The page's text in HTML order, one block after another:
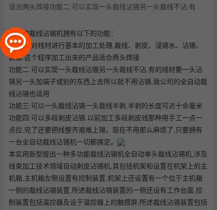
适合两头焊接功能二:可以实现一头裁线沾锡另一头裁线不沾,有的
全自动裁线沾锡机拥有以下的功能：
功能一:对线材进行基本的加工处理,裁线、剥皮、浸锡水、沾锡、
装盘.这个程序加工出来的产品适合两头焊接
功能二:可以实现一头裁线沾锡另一头裁线不沾,有的线材要一头沾
锡另一头加端子或别的东西上去所以就不用沾锡,我公司的全自动裁
线沾锡也适用
功能三:可以一头裁线沾锡一头裁线半剥,半剥的长度可达十余毫米
功能四:可以多段剥皮沾锡.以前加工多段剥皮线那种用手工一点一
点拉,完了还要把线整齐艰难上锡，现在不用那么麻烦了,只要拥有
一台全自动裁线沾锡机一切都搞定。
本实用新型提出一种多功能裁线沾锡机全自动单头裁线沾锡机 ,涉及
线束加工技术领域自动剥皮沾锡机 ,其包括机架和设置在机架上的主
机箱,主机箱左侧设置有控制装置,机架上还设置有一个位于主机箱
一侧的裁线沾锡装置,所述裁线沾锡装置的一侧还设有工作台面.控
制装置包括温控器及设于温控器上的触摸屏;所述裁线沾锡装置包括